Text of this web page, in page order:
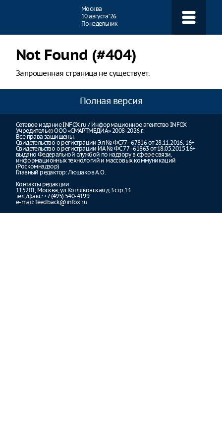
Москва
10 августа ‘26
Понедельник
Not Found (#404)
Запрошенная страница не существует.
Полная версия
Сетевое издание INFOX.ru / Информационное агентство INFOX
Учредитель © ООО «СМАРТМЕДИА» 2008-2026 г.
Все права защищены.
Свидетельство о регистрации Эл № ФС77–67816 от 28.11.2016. 16+
Свидетельство о регистрации ИА № ФС 77 - 61863 от 18.05.2015 16+
выдано Федеральной службой по надзору в сфере связи,
информационных технологий и массовых коммуникаций
(Роскомнадзор)
Главный редактор: Люшаков А.О.
Контакты редакции
115201, Москва, ул.Котляковская д.3 стр.13
тел./факс: +7 (495) 540-4199
e-mail:feedback@infox.ru